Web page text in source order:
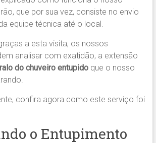
que por sua vez, consiste no envio
equipe técnica até o local.
a esta visita, os nossos
analisar com exatidão, a extensão
ralo do chuveiro entupido que o nosso
confira agora como este serviço foi
o Entupimento